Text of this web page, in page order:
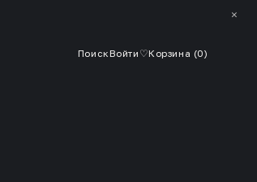
✕
ПоискВойти ♡Корзина (0)